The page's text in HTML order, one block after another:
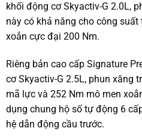
khối động cơ Skyactiv-G 2.0L,
này có khả năng cho công
xoắn cực đại 200 Nm.
Riêng bản cao cấp Signature
cơ Skyactiv-G 2.5L, phun xăng
mã lực và 252 Nm mô men
dụng chung hộ số tự động 6
hệ dẫn động cầu trước.